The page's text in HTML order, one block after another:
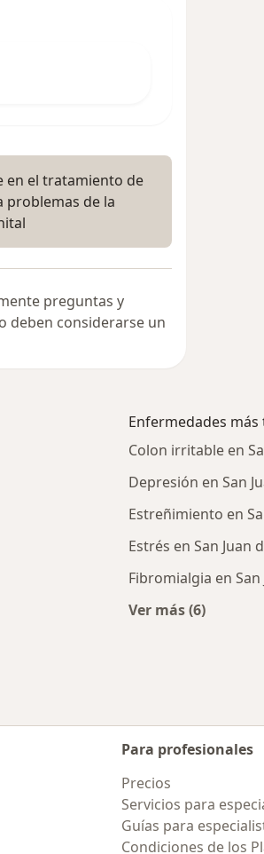
en el tratamiento de
problemas de la
preguntas y
deben considerarse un
Enfermedades
Colon irritable en
Depresión en San
Estreñimiento en
Estrés en San Juan
Fibromialgia en
Ver más (6)
Para profesionales
Precios
Servicios para
Guías para
Condiciones de los